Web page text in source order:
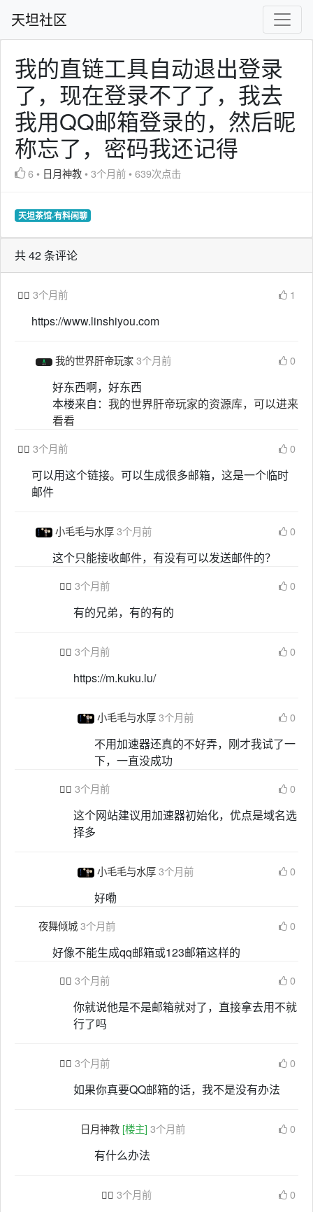
天坦社区
我的直链工具自动退出登录
了，现在登录不了了，我去
我用QQ邮箱登录的，然后昵
称忘了，密码我还记得
6 • 日月神教 •3个月前 •639次点击
天坦茶馆·有料闲聊
共 42 条评论
 3个月前 1
https://www.linshiyou.com
我的世界肝帝玩家3个月前 0
好东西啊，好东西
本楼来自： 我的世界肝帝玩家的资源库，可以进来
看看
 3个月前 0
可以用这个链接。可以生成很多邮箱，这是一个临时
邮件
小毛毛与水厚3个月前 0
这个只能接收邮件，有没有可以发送邮件的？
 3个月前 0
有的兄弟，有的有的
 3个月前 0
https://m.kuku.lu/
小毛毛与水厚3个月前 0
不用加速器还真的不好弄，刚才我试了一
下，一直没成功
 3个月前 0
这个网站建议用加速器初始化，优点是域名选
择多
小毛毛与水厚3个月前 0
好嘞
夜舞倾城3个月前 0
好像不能生成qq邮箱或123邮箱这样的
 3个月前 0
你就说他是不是邮箱就对了，直接拿去用不就
行了吗
 3个月前 0
如果你真要QQ邮箱的话，我不是没有办法
日月神教 [楼主] 3个月前 0
有什么办法
 3个月前 0